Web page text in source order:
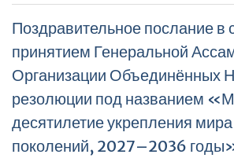
Поздравительное послание в
принятием Генеральной
Организации Объединённых
резолюции под названием
десятилетие укрепления
поколений, 2027–2036